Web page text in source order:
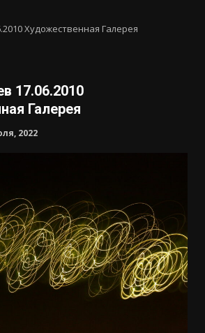
Художественная Галерея
17.06.2010
Галерея
2022